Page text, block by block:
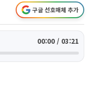
구글 선호매체 추가
00:00 / 03:21